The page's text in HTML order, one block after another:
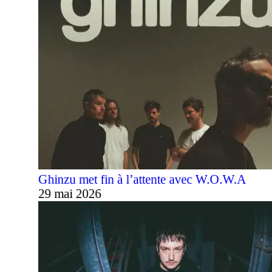
Ghinzu met fin à l’attente avec W.O.W.A
29 mai 2026